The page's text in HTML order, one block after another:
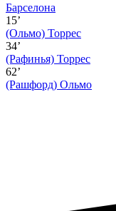
Барселона
15’
(Ольмо) Торрес
34’
(Рафинья) Торрес
62’
(Рашфорд) Ольмо